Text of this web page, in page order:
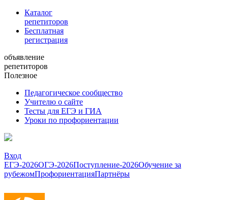
Каталог
репетиторов
Бесплатная
регистрация
объявление
репетиторов
Полезное
Педагогическое сообщество
Учителю о сайте
Тесты для ЕГЭ и ГИА
Уроки по профориентации
Вход
ЕГЭ-2026ОГЭ-2026Поступление-2026Обучение за
рубежомПрофориентацияПартнёры